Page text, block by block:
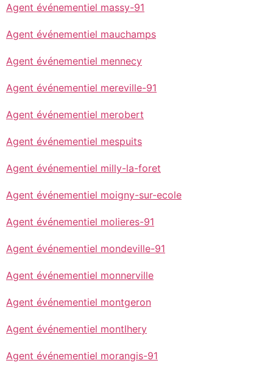
Agent événementiel massy-91
Agent événementiel mauchamps
Agent événementiel mennecy
Agent événementiel mereville-91
Agent événementiel merobert
Agent événementiel mespuits
Agent événementiel milly-la-foret
Agent événementiel moigny-sur-ecole
Agent événementiel molieres-91
Agent événementiel mondeville-91
Agent événementiel monnerville
Agent événementiel montgeron
Agent événementiel montlhery
Agent événementiel morangis-91